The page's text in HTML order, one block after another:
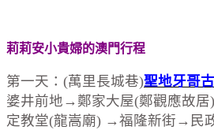
莉莉安小貴婦的澳門行程
第一天：(萬里長城巷)聖地牙哥
婆井前地→鄭家大屋(鄭觀應故
定教堂(龍嵩廟) →福隆新街→民